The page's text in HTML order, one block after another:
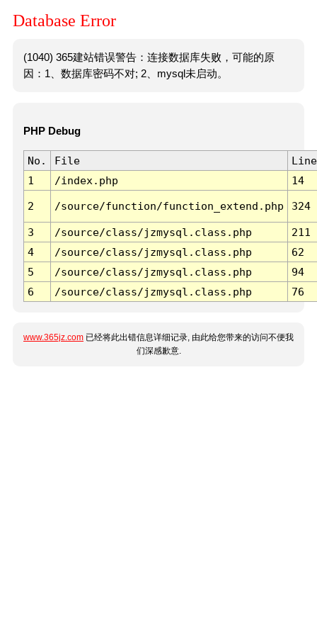
Database Error
(1040) 365建站错误警告：连接数据库失败，可能的原
因：1、数据库密码不对; 2、mysql未启动。
PHP Debug
No. File
Line
1
/index.php 14
2 /source/function/function_extend.php 324
3 /source/class/jzmysql.class.php
211
4
/source/class/jzmysql.class.php
62
5
/source/class/jzmysql.class.php
94
6
/source/class/jzmysql.class.php 76
www.365jz.com 已经将此出错信息详细记录, 由此给您带来的访问不便我
们深感歉意.